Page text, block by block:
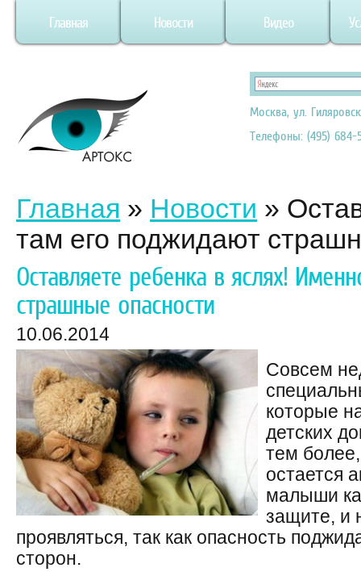
Главная Новости Видео
Москва, ул.
Телефоны: (495) 684-
Главная » Новости »
там его поджидают
Оставляете ребенка в яслях!
страшные опасности
10.06.2014
Совсем
которые
детских
тем
остается
малыши
защите, и
проявляться, так как опасность
сторон.